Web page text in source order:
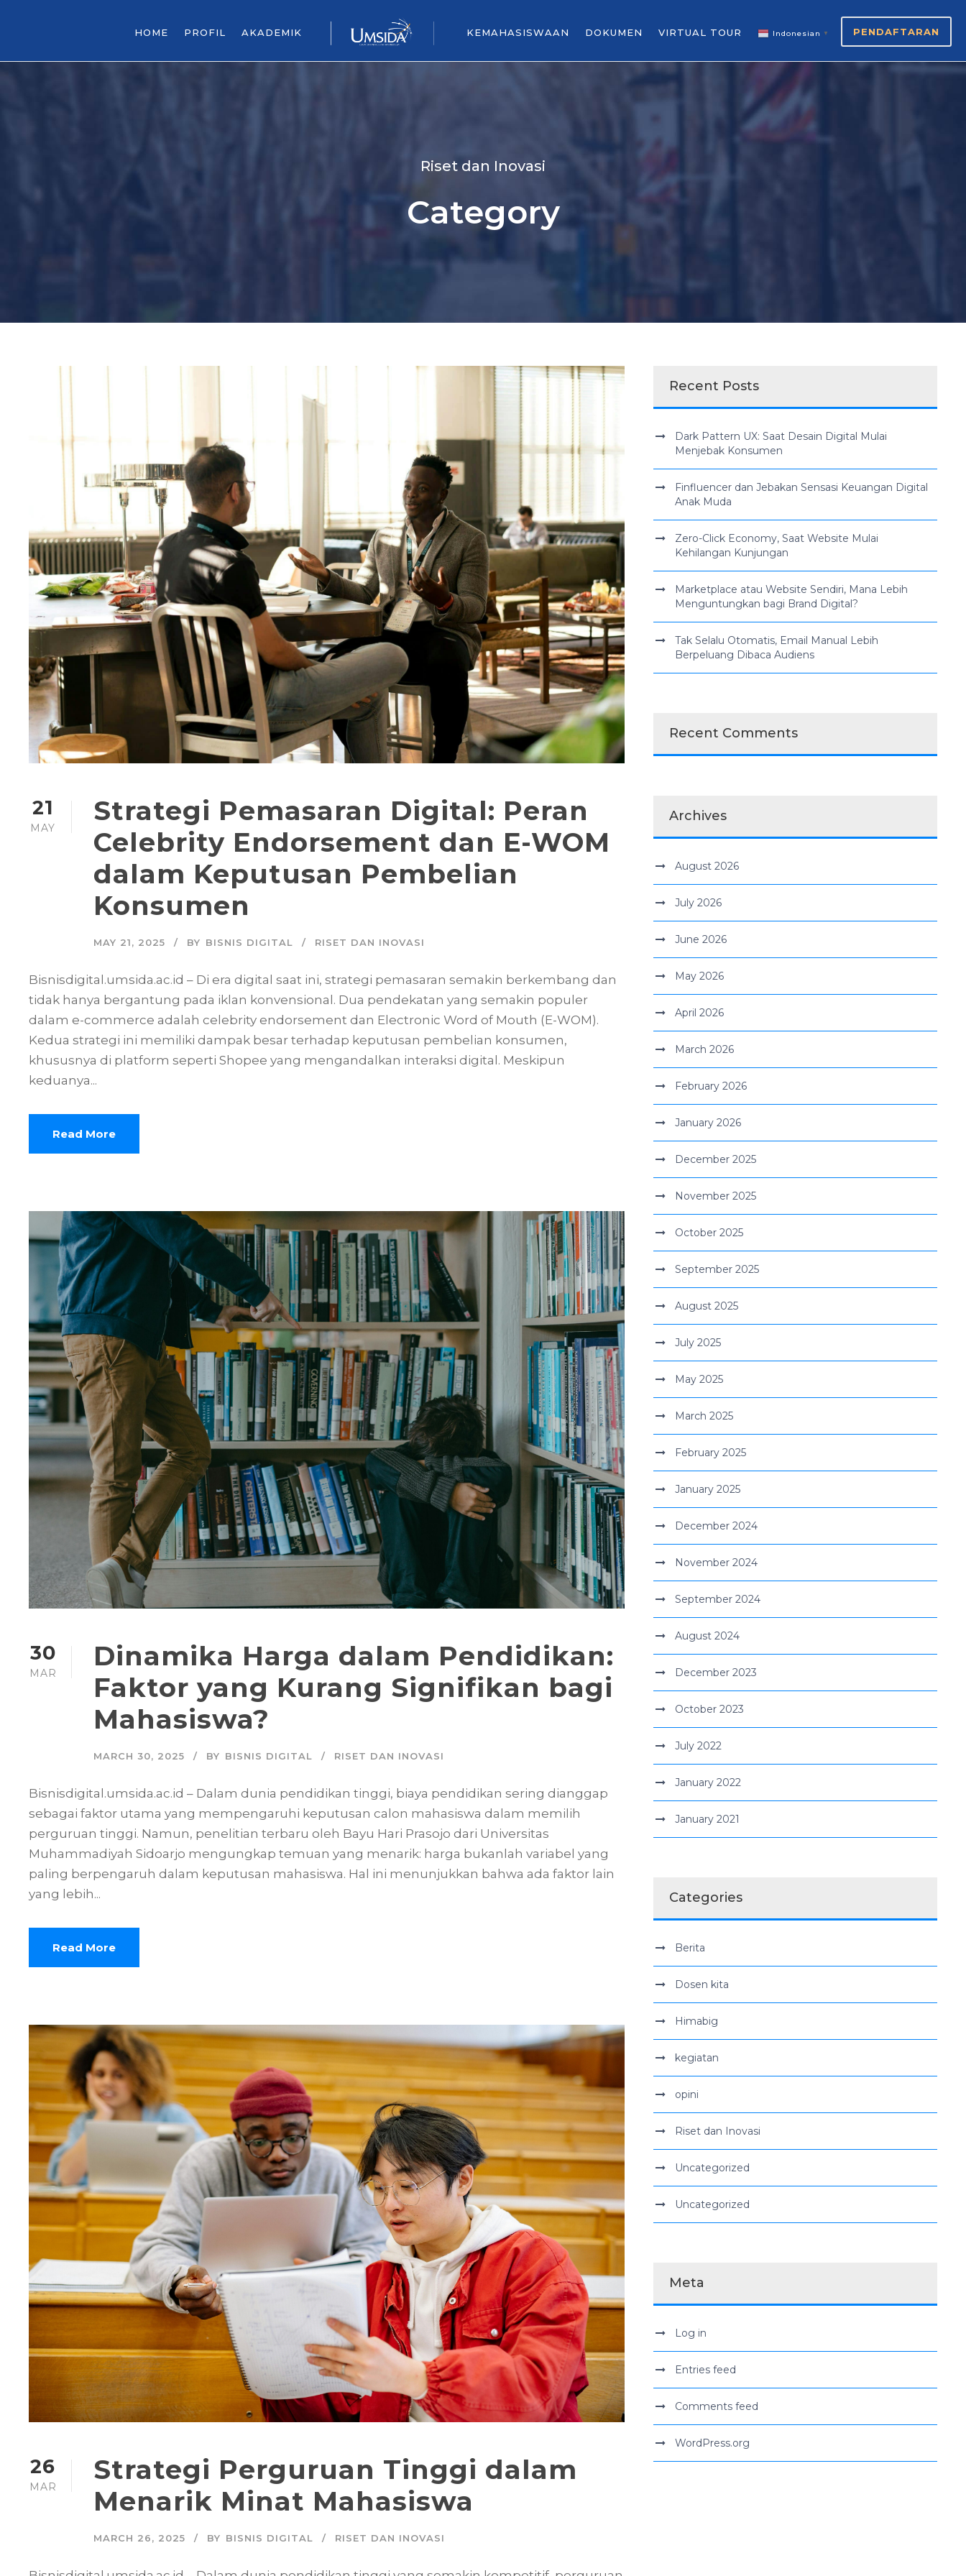
HOME PROFIL AKADEMIK KEMAHASISWAAN DOKUMEN VIRTUAL TOUR Indonesian ▼ PENDAFTARAN
Riset dan Inovasi
Category
21
MAY
Strategi Pemasaran Digital: Peran
Celebrity Endorsement dan E-WOM
dalam Keputusan Pembelian
Konsumen
MAY 21, 2025 BY BISNIS DIGITAL RISET DAN INOVASI
Bisnisdigital.umsida.ac.id – Di era digital saat ini, strategi pemasaran semakin berkembang dan
tidak hanya bergantung pada iklan konvensional. Dua pendekatan yang semakin populer
dalam e-commerce adalah celebrity endorsement dan Electronic Word of Mouth (E-WOM).
Kedua strategi ini memiliki dampak besar terhadap keputusan pembelian konsumen,
khususnya di platform seperti Shopee yang mengandalkan interaksi digital. Meskipun
keduanya...
Read More
30
MAR
Dinamika Harga dalam Pendidikan:
Faktor yang Kurang Signifikan bagi
Mahasiswa?
MARCH 30, 2025 BY BISNIS DIGITAL RISET DAN INOVASI
Bisnisdigital.umsida.ac.id – Dalam dunia pendidikan tinggi, biaya pendidikan sering dianggap
sebagai faktor utama yang mempengaruhi keputusan calon mahasiswa dalam memilih
perguruan tinggi. Namun, penelitian terbaru oleh Bayu Hari Prasojo dari Universitas
Muhammadiyah Sidoarjo mengungkap temuan yang menarik: harga bukanlah variabel yang
paling berpengaruh dalam keputusan mahasiswa. Hal ini menunjukkan bahwa ada faktor lain
yang lebih...
Read More
26
MAR
Strategi Perguruan Tinggi dalam
Menarik Minat Mahasiswa
MARCH 26, 2025 BY BISNIS DIGITAL RISET DAN INOVASI
Recent Posts
Dark Pattern UX: Saat Desain Digital Mulai
Menjebak Konsumen
Finfluencer dan Jebakan Sensasi Keuangan Digital
Anak Muda
Zero-Click Economy, Saat Website Mulai
Kehilangan Kunjungan
Marketplace atau Website Sendiri, Mana Lebih
Menguntungkan bagi Brand Digital?
Tak Selalu Otomatis, Email Manual Lebih
Berpeluang Dibaca Audiens
Recent Comments
Archives
August 2026
July 2026
June 2026
May 2026
April 2026
March 2026
February 2026
January 2026
December 2025
November 2025
October 2025
September 2025
August 2025
July 2025
May 2025
March 2025
February 2025
January 2025
December 2024
November 2024
September 2024
August 2024
December 2023
October 2023
July 2022
January 2022
January 2021
Categories
Berita
Dosen kita
Himabig
kegiatan
opini
Riset dan Inovasi
Uncategorized
Uncategorized
Meta
Log in
Entries feed
Comments feed
WordPress.org